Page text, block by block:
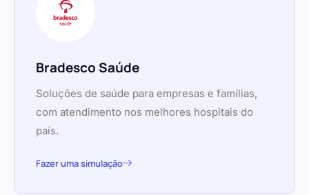
Bradesco Saúde
Soluções de saúde para empresas e famílias,
com atendimento nos melhores hospitais do
país.
Fazer uma simulação